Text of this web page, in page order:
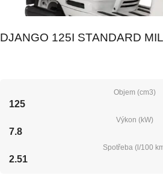
DJANGO 125I STANDARD
Objem (cm3)
125
Výkon (kW)
7.8
Spotřeba (l/100
2.51